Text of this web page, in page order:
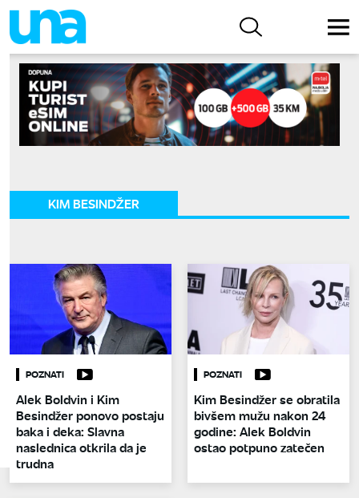
KIM BESINDŽER
POZNATI
Alek Boldvin i Kim
Besindžer ponovo postaju
baka i deka: Slavna
naslednica otkrila da je
trudna
POZNATI
Kim Besindžer se obratila
bivšem mužu nakon 24
godine: Alek Boldvin
ostao potpuno zatečen